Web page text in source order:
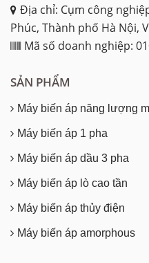
Địa chỉ: Cụm công
Phúc, Thành phố Hà Nội,
Mã số doanh nghiệp:
SẢN PHẨM
Máy biến áp năng lượng
Máy biến áp 1 pha
Máy biến áp dầu 3 pha
Máy biến áp lò cao tần
Máy biến áp thủy điện
Máy biến áp amorphous